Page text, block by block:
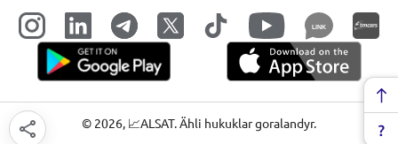
LINK
© 2026, 📈ALSAT. Ähli hukuklar goralandyr.